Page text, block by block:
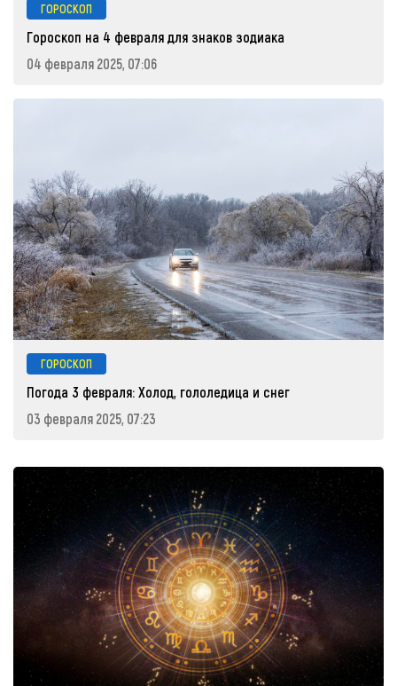
ГОРОСКОП
Гороскоп на 4 февраля для знаков зодиака
04 февраля 2025, 07:06
ГОРОСКОП
Погода 3 февраля: Холод, гололедица и снег
03 февраля 2025, 07:23